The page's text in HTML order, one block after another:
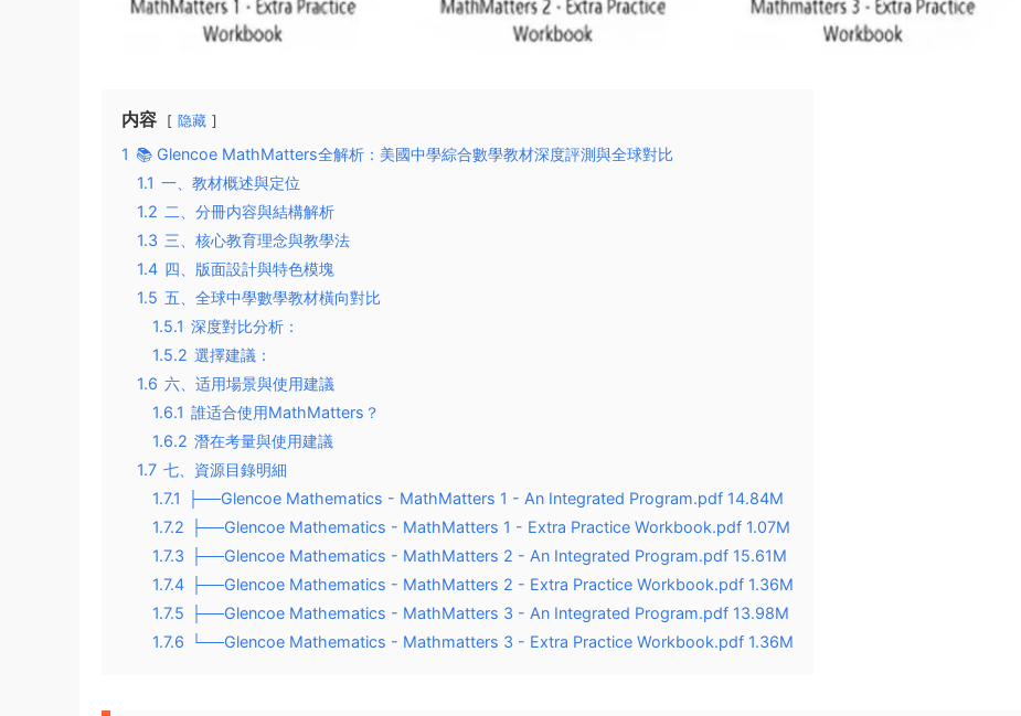
内容 隐藏
1 📚 Glencoe MathMatters全解析：美國中學綜合數學教材深度評測與全球對比
1.1 一、教材概述與定位
1.2 二、分冊内容與結構解析
1.3 三、核心教育理念與教學法
1.4 四、版面設計與特色模塊
1.5 五、全球中學數學教材橫向對比
1.5.1 深度對比分析：
1.5.2 選擇建議：
1.6 六、适用場景與使用建議
1.6.1 誰适合使用MathMatters？
1.6.2 潛在考量與使用建議
1.7 七、資源目錄明細
1.7.1
├──Glencoe Mathematics - MathMatters 1 - An Integrated Program.pdf 14.84M
1.7.2
├──Glencoe Mathematics - MathMatters 1 - Extra Practice Workbook.pdf 1.07M
1.7.3
├──Glencoe Mathematics - MathMatters 2 - An Integrated Program.pdf 15.61M
1.7.4
├──Glencoe Mathematics - MathMatters 2 - Extra Practice Workbook.pdf 1.36M
1.7.5
├──Glencoe Mathematics - MathMatters 3 - An Integrated Program.pdf 13.98M
1.7.6
└──Glencoe Mathematics - Mathmatters 3 - Extra Practice Workbook.pdf 1.36M